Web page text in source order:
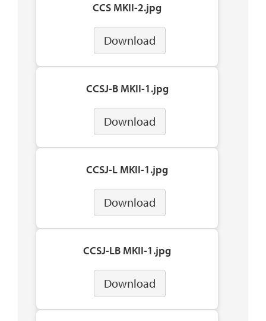
CCS MKII-2.jpg
Download
CCSJ-B MKII-1.jpg
Download
CCSJ-L MKII-1.jpg
Download
CCSJ-LB MKII-1.jpg
Download